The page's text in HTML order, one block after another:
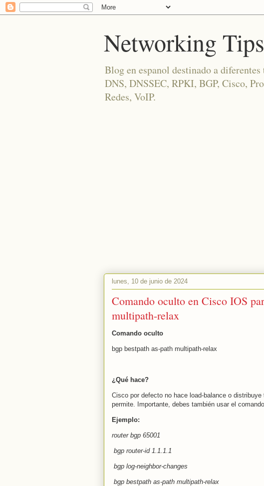
Networking Tips
Blog en espanol destinado a
DNS, DNSSEC, RPKI, BGP, Cisco,
Redes, VoIP.
lunes, 10 de junio de 2024
Comando oculto en Cisco IOS
multipath-relax
Comando oculto
bgp bestpath as-path multipath-relax
¿Qué hace?
Cisco por defecto no hace load-balance o
permite. Importante, debes también usar el comando
Ejemplo:
router bgp 65001
bgp router-id 1.1.1.1
bgp log-neighbor-changes
bgp bestpath as-path multipath-relax